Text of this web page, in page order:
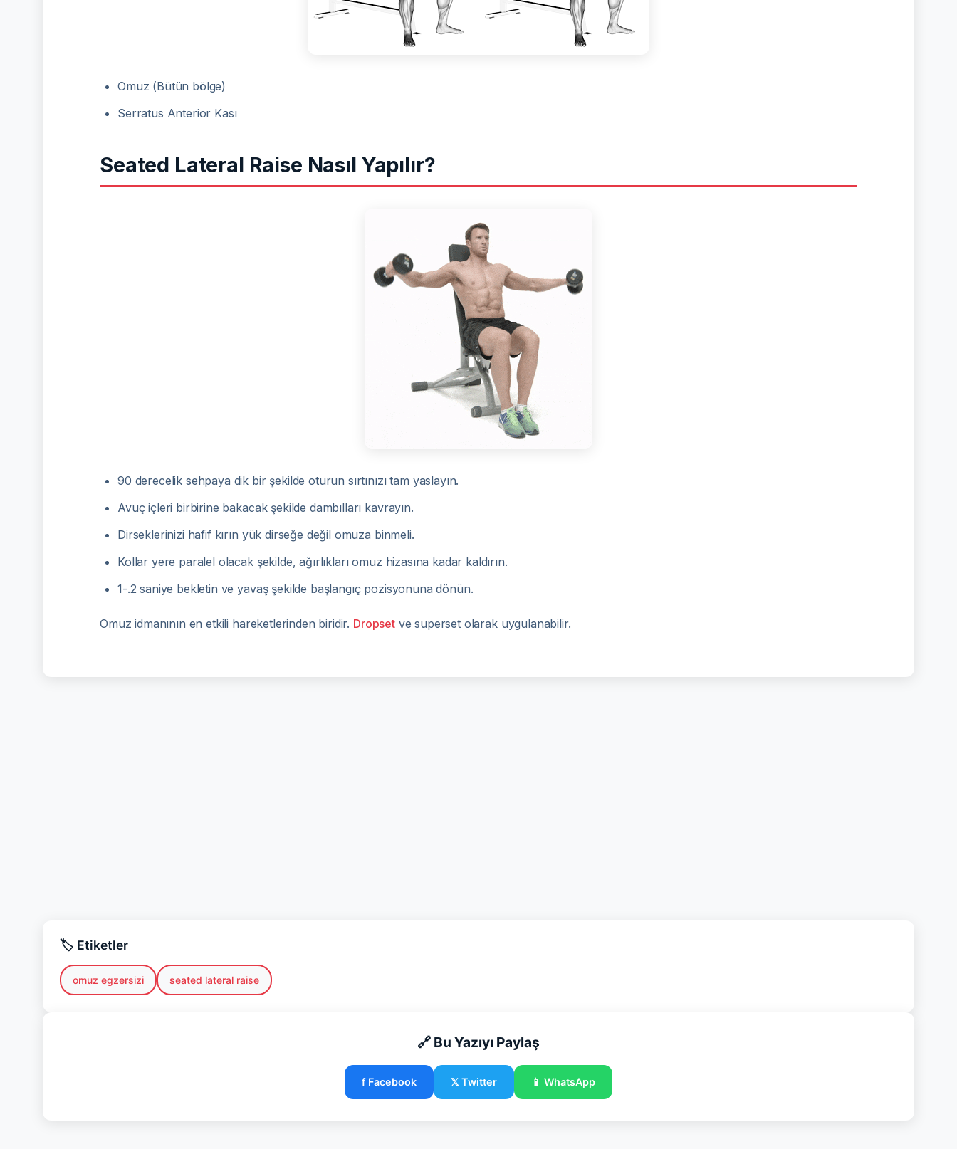
Omuz (Bütün bölge)
Serratus Anterior Kası
Seated Lateral Raise Nasıl Yapılır?
90 derecelik sehpaya dik bir şekilde oturun sırtınızı tam yaslayın.
Avuç içleri birbirine bakacak şekilde dambılları kavrayın.
Dirseklerinizi hafif kırın yük dirseğe değil omuza binmeli.
Kollar yere paralel olacak şekilde, ağırlıkları omuz hizasına kadar kaldırın.
1-.2 saniye bekletin ve yavaş şekilde başlangıç pozisyonuna dönün.
Omuz idmanının en etkili hareketlerinden biridir. Dropsetve superset olarak uygulanabilir.
🏷️ Etiketler
omuz egzersizi seated lateral raise
🔗 Bu Yazıyı Paylaş
f Facebook 𝕏 Twitter 📱 WhatsApp